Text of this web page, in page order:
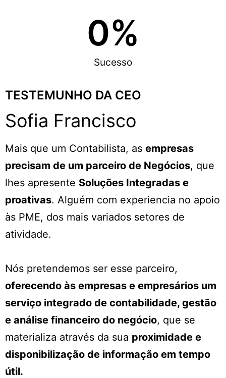
Sucesso
0%
TESTEMUNHO DA CEO
Sofia Francisco
Mais que um Contabilista, as empresas
precisam de um parceiro de Negócios, que
lhes apresente Soluções Integradas e
proativas. Alguém com experiencia no apoio
às PME, dos mais variados setores de
atividade.
Nós pretendemos ser esse parceiro,
oferecendo às empresas e empresários um
serviço integrado de contabilidade, gestão
e análise financeiro do negócio, que se
materializa através da sua proximidade e
disponibilização de informação em tempo
útil.